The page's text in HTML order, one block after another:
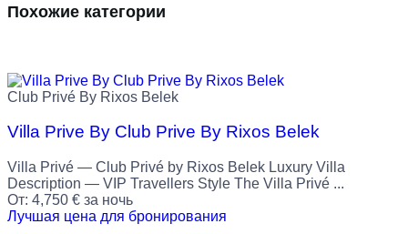
Похожие категории
Club Privé By Rixos Belek
Villa Prive By Club Prive By Rixos Belek
Villa Privé — Club Privé by Rixos Belek Luxury Villa
Description — VIP Travellers Style The Villa Privé ...
От: 4,750 € за ночь
Лучшая цена для бронирования